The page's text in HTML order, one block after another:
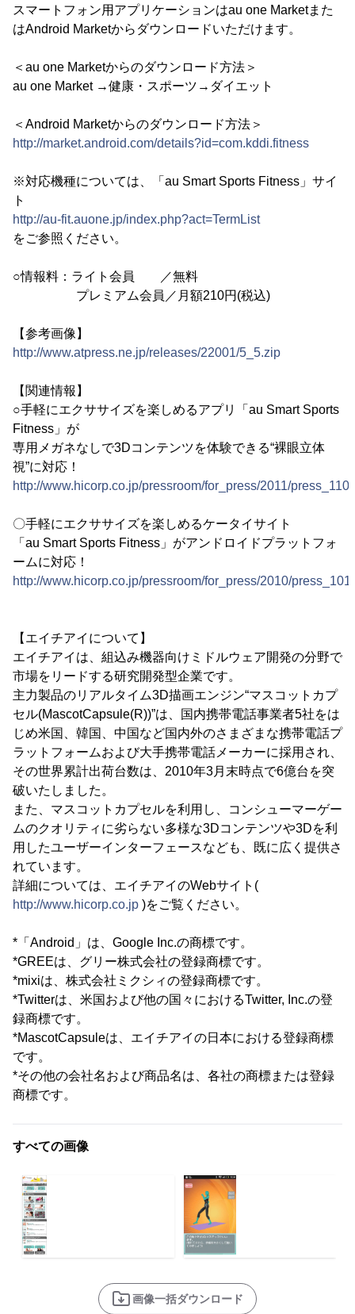
スマートフォン用アプリケーションはau one Marketまた
はAndroid Marketからダウンロードいただけます。
＜au one Marketからのダウンロード方法＞
au one Market →健康・スポーツ→ダイエット
＜Android Marketからのダウンロード方法＞
http://market.android.com/details?id=com.kddi.fitness
※対応機種については、「au Smart Sports Fitness」サイ
ト
http://au-fit.auone.jp/index.php?act=TermList
をご参照ください。
○情報料：ライト会員 ／無料
プレミアム会員／月額210円(税込)
【参考画像】
http://www.atpress.ne.jp/releases/22001/5_5.zip
【関連情報】
○手軽にエクササイズを楽しめるアプリ「au Smart Sports
Fitness」が
専用メガネなしで3Dコンテンツを体験できる“裸眼立体
視”に対応！
http://www.hicorp.co.jp/pressroom/for_press/2011/
〇手軽にエクササイズを楽しめるケータイサイト
「au Smart Sports Fitness」がアンドロイドプラットフォ
ームに対応！
http://www.hicorp.co.jp/pressroom/for_press/2010/
【エイチアイについて】
エイチアイは、組込み機器向けミドルウェア開発の分野で
市場をリードする研究開発型企業です。
主力製品のリアルタイム3D描画エンジン“マスコットカプ
セル(MascotCapsule(R))”は、国内携帯電話事業者5社をは
じめ米国、韓国、中国など国内外のさまざまな携帯電話プ
ラットフォームおよび大手携帯電話メーカーに採用され、
その世界累計出荷台数は、2010年3月末時点で6億台を突
破いたしました。
また、マスコットカプセルを利用し、コンシューマーゲー
ムのクオリティに劣らない多様な3Dコンテンツや3Dを利
用したユーザーインターフェースなども、既に広く提供さ
れています。
詳細については、エイチアイのWebサイト(
http://www.hicorp.co.jp )をご覧ください。
*「Android」は、Google Inc.の商標です。
*GREEは、グリー株式会社の登録商標です。
*mixiは、株式会社ミクシィの登録商標です。
*Twitterは、米国および他の国々におけるTwitter, Inc.の登
録商標です。
*MascotCapsuleは、エイチアイの日本における登録商標
です。
*その他の会社名および商品名は、各社の商標または登録
商標です。
すべての画像
画像一括ダウンロード